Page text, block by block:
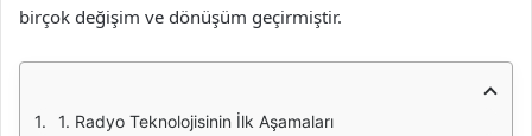
birçok değişim ve dönüşüm geçirmiştir.
1. Radyo Teknolojisinin İlk Aşamaları